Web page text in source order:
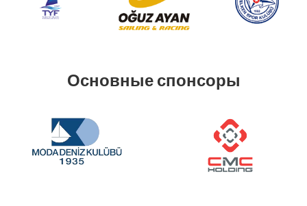
Основные спонсоры